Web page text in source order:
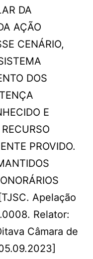
DA
AÇÃO
CENÁRIO,
DOS
E
PROVIDO.
Apelação
Relator:
Câmara de